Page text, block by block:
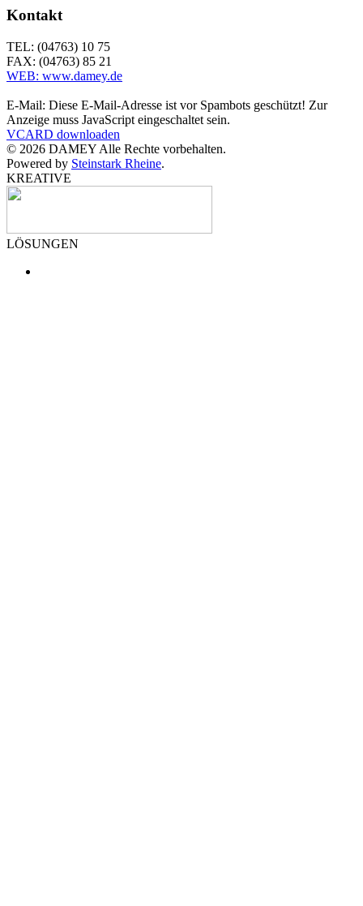
Kontakt
TEL: (04763) 10 75
FAX: (04763) 85 21
WEB: www.damey.de
E-Mail: Diese E-Mail-Adresse ist vor Spambots geschützt! Zur
Anzeige muss JavaScript eingeschaltet sein.
VCARD downloaden
© 2026 DAMEY Alle Rechte vorbehalten.
Powered by Steinstark Rheine.
KREATIVE
LÖSUNGEN